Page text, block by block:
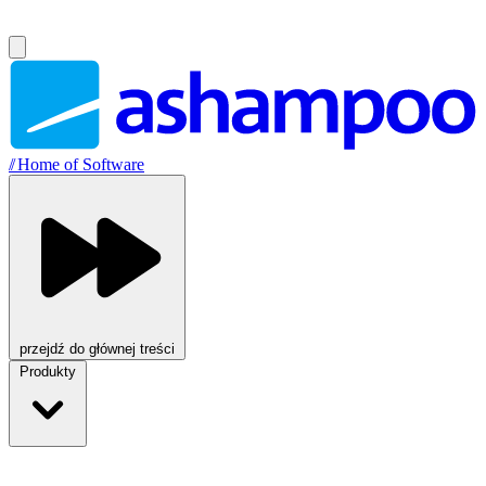
//Home of Software
przejdź do głównej treści
Produkty